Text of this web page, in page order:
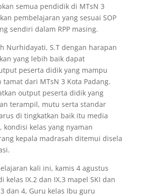
semua pendidik di MTsN 3
pembelajaran yang sesuai SOP
sendiri dalam RPP masing.
Nurhidayati, S.T dengan harapan
yang lebih baik dapat
peserta didik yang mampu
tamat dari MTsN 3 Kota Padang.
output peserta didik yang
terampil, mutu serta standar
di tingkatkan baik itu media
kondisi kelas yang nyaman
kepala madrasah ditemui disela
kali ini, kamis 4 agustus
kelas IX.2 dan IX.3 mapel SKI dan
dan 4, Guru kelas Ibu guru